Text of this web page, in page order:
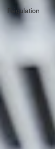
Régulation